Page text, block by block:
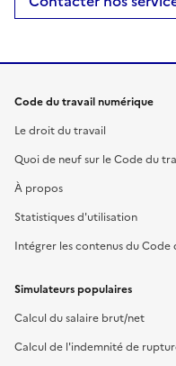
Code du travail numérique
Le droit du travail
Quoi de neuf sur le Code du
À propos
Statistiques d'utilisation
Intégrer les contenus du
Simulateurs populaires
Calcul du salaire brut/net
Calcul de l'indemnité de